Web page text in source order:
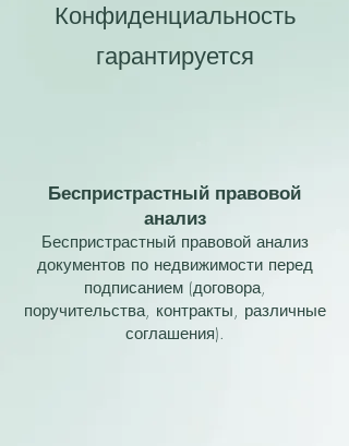
Конфиденциальность
гарантируется
Беспристрастный правовой
анализ
Беспристрастный правовой анализ
документов по недвижимости перед
подписанием (договора,
поручительства, контракты, различные
соглашения).